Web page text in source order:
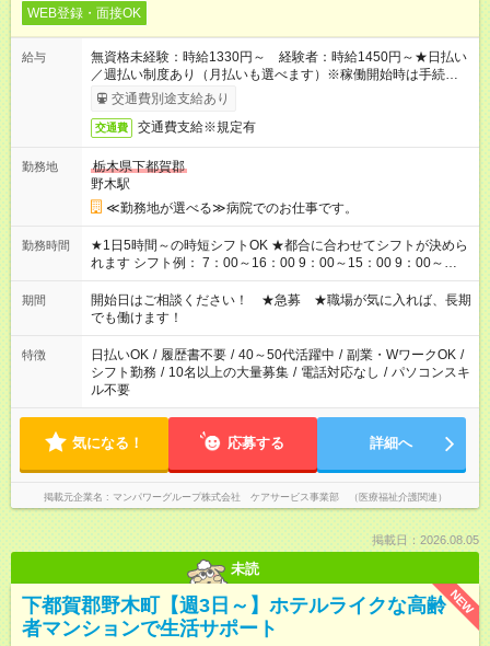
WEB登録・面接OK
給与
無資格未経験：時給1330円～ 経験者：時給1450円～★日払い
／週払い制度あり（月払いも選べます）※稼働開始時は手続き完
了次第のお支払いとなります。
交通費別途支給あり
交通費 交通費支給※規定有
勤務地
栃木県下都賀郡
野木駅
≪勤務地が選べる≫病院でのお仕事です。
勤務時間
★1日5時間～の時短シフトOK ★都合に合わせてシフトが決めら
れます シフト例： 7：00～16：00 9：00～15：00 9：00～
18：00 11：00～20：00 など ※Wワークの場合、他のお仕事と
合わせ週40時間超の就業はご案内できません ※法令に基づき、
週20時間以上勤務は社会保険への加入対象となります ※労働者
派遣法（日雇い派遣の原則禁止）により、短時間・短期間の就
業はご案内が難しい場合があります
期間
開始日はご相談ください！ ★急募 ★職場が気に入れば、長期
でも働けます！
特徴 日払いOK / 履歴書不要 / 40～50代活躍中 / 副業・WワークOK /
シフト勤務 / 10名以上の大量募集 / 電話対応なし / パソコンスキ
ル不要
気になる！ 応募する 詳細へ
掲載元企業名 マンパワーグループ株式会社 ケアサービス事業部 （医療福祉介護関連）
掲載日：2026.08.05
未読
NEW
下都賀郡野木町【週3日～】ホテルライクな高齢
者マンションで生活サポート